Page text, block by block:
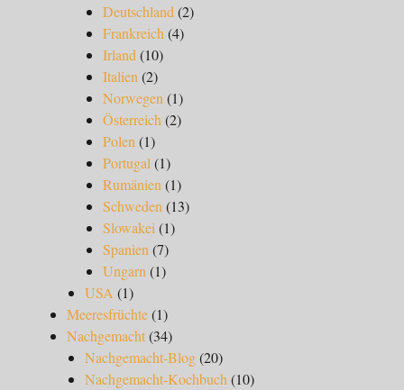
Deutschland (2)
Frankreich (4)
Irland (10)
Italien (2)
Norwegen (1)
Österreich (2)
Polen (1)
Portugal (1)
Rumänien (1)
Schweden (13)
Slowakei (1)
Spanien (7)
Ungarn (1)
USA (1)
Meeresfrüchte(1)
Nachgemacht(34)
Nachgemacht-Blog(20)
Nachgemacht-Kochbuch (10)